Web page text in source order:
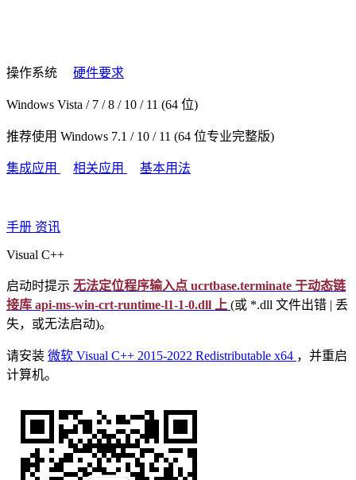
操作系统 硬件要求
Windows Vista / 7 / 8 / 10 / 11 (64 位)
推荐使用 Windows 7.1 / 10 / 11 (64 位专业完整版)
集成应用 相关应用 基本用法
手册 资讯
Visual C++
启动时提示 无法定位程序输入点 ucrtbase.terminate 于动态链
接库 api-ms-win-crt-runtime-l1-1-0.dll 上 (或 *.dll 文件出错 | 丢
失，或无法启动)。
请安装 微软 Visual C++ 2015-2022 Redistributable x64 ，并重启
计算机。